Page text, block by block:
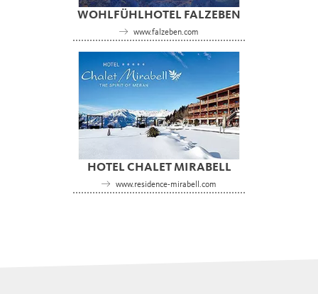
WOHLFÜHLHOTEL FALZEBEN
www.falzeben.com
HOTEL CHALET MIRABELL
www.residence-mirabell.com